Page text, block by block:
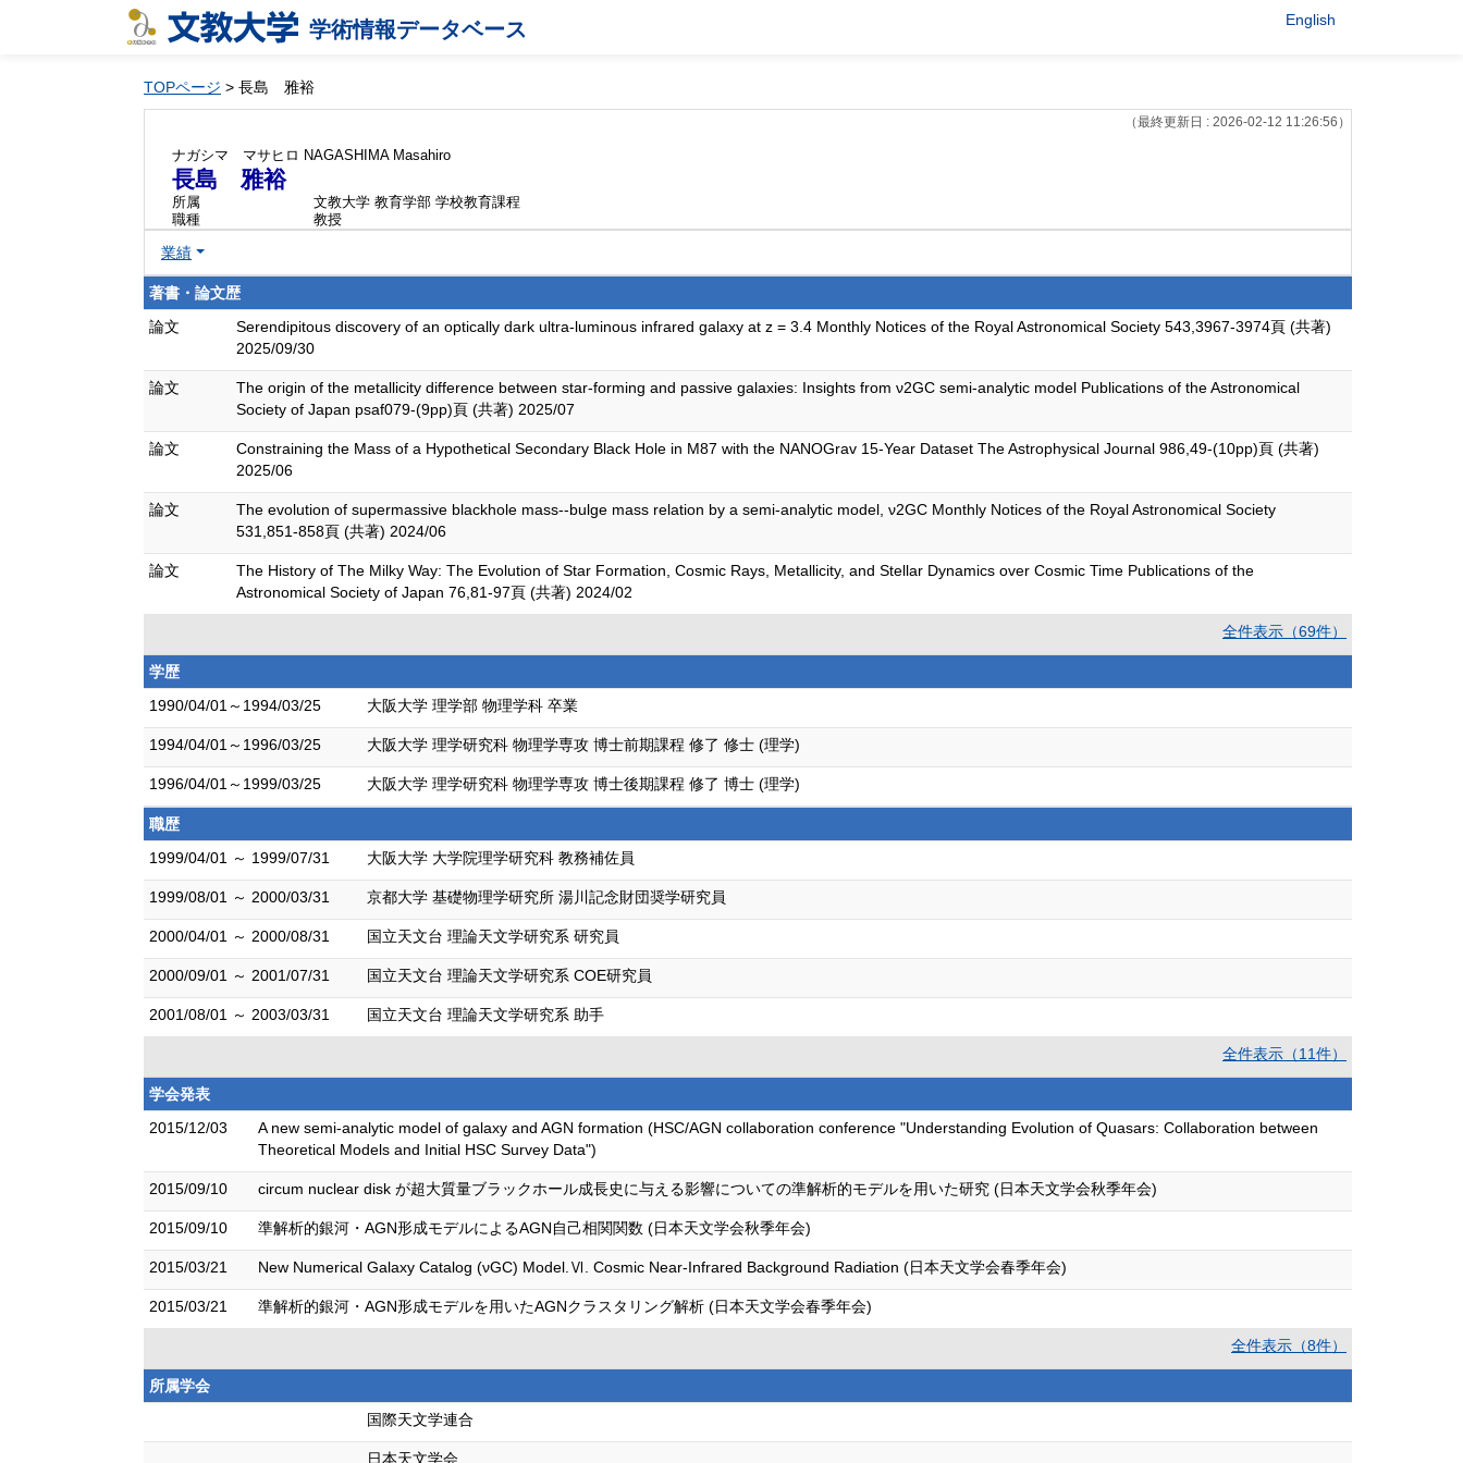
学術情報データベース English
TOPページ > 長島 雅裕
（最終更新日 : 2026-02-12 11:26:56）
ナガシマ マサヒロ NAGASHIMA Masahiro
長島 雅裕
所属
文教大学 教育学部 学校教育課程
職種
教授
業績
著書・論文歴
論文
Serendipitous discovery of an optically dark ultra-luminous infrared galaxy at z = 3.4 Monthly Notices of the Royal Astronomical Society 543,3967-3974頁 (共著)
2025/09/30
論文
The origin of the metallicity difference between star-forming and passive galaxies: Insights from ν2GC semi-analytic model Publications of the Astronomical
Society of Japan psaf079-(9pp)頁 (共著) 2025/07
論文
Constraining the Mass of a Hypothetical Secondary Black Hole in M87 with the NANOGrav 15-Year Dataset The Astrophysical Journal 986,49-(10pp)頁 (共著)
2025/06
論文
The evolution of supermassive blackhole mass--bulge mass relation by a semi-analytic model, ν2GC Monthly Notices of the Royal Astronomical Society
531,851-858頁 (共著) 2024/06
論文
The History of The Milky Way: The Evolution of Star Formation, Cosmic Rays, Metallicity, and Stellar Dynamics over Cosmic Time Publications of the
Astronomical Society of Japan 76,81-97頁 (共著) 2024/02
全件表示（69件）
学歴
1990/04/01～1994/03/25
大阪大学 理学部 物理学科 卒業
1994/04/01～1996/03/25 大阪大学 理学研究科 物理学専攻 博士前期課程 修了 修士 (理学)
1996/04/01～1999/03/25 大阪大学 理学研究科 物理学専攻 博士後期課程 修了 博士 (理学)
職歴
1999/04/01 ～ 1999/07/31
大阪大学 大学院理学研究科 教務補佐員
1999/08/01 ～ 2000/03/31 京都大学 基礎物理学研究所 湯川記念財団奨学研究員
2000/04/01 ～ 2000/08/31 国立天文台 理論天文学研究系 研究員
2000/09/01 ～ 2001/07/31 国立天文台 理論天文学研究系 COE研究員
2001/08/01 ～ 2003/03/31 国立天文台 理論天文学研究系 助手
全件表示（11件）
学会発表
2015/12/03
A new semi-analytic model of galaxy and AGN formation (HSC/AGN collaboration conference "Understanding Evolution of Quasars: Collaboration between
Theoretical Models and Initial HSC Survey Data")
2015/09/10 circum nuclear disk が超大質量ブラックホール成長史に与える影響についての準解析的モデルを用いた研究 (日本天文学会秋季年会)
2015/09/10 準解析的銀河・AGN形成モデルによるAGN自己相関関数 (日本天文学会秋季年会)
2015/03/21 New Numerical Galaxy Catalog (νGC) Model.Ⅵ. Cosmic Near-Infrared Background Radiation (日本天文学会春季年会)
2015/03/21 準解析的銀河・AGN形成モデルを用いたAGNクラスタリング解析 (日本天文学会春季年会)
全件表示（8件）
所属学会
国際天文学連合
日本天文学会